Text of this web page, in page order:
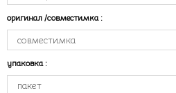
оригинал /совместимка :
упаковка :